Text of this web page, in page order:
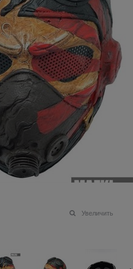
Увеличить